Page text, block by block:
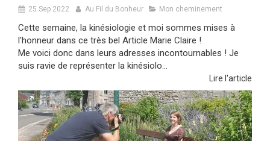
25 Sep 2022 Au Fil du Bonheur Mon cheminement
Cette semaine, la kinésiologie et moi sommes mises à
l'honneur dans ce très bel Article Marie Claire !
Me voici donc dans leurs adresses incontournables ! Je
suis ravie de représenter la kinésiolo...
Lire l'article